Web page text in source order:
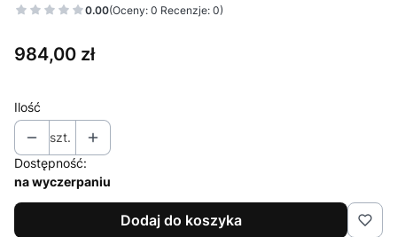
0.00(Oceny: 0 Recenzje: 0)
Cena
984,00 zł
Ilość
szt.
Dostępność:
na wyczerpaniu
Dodaj do koszyka